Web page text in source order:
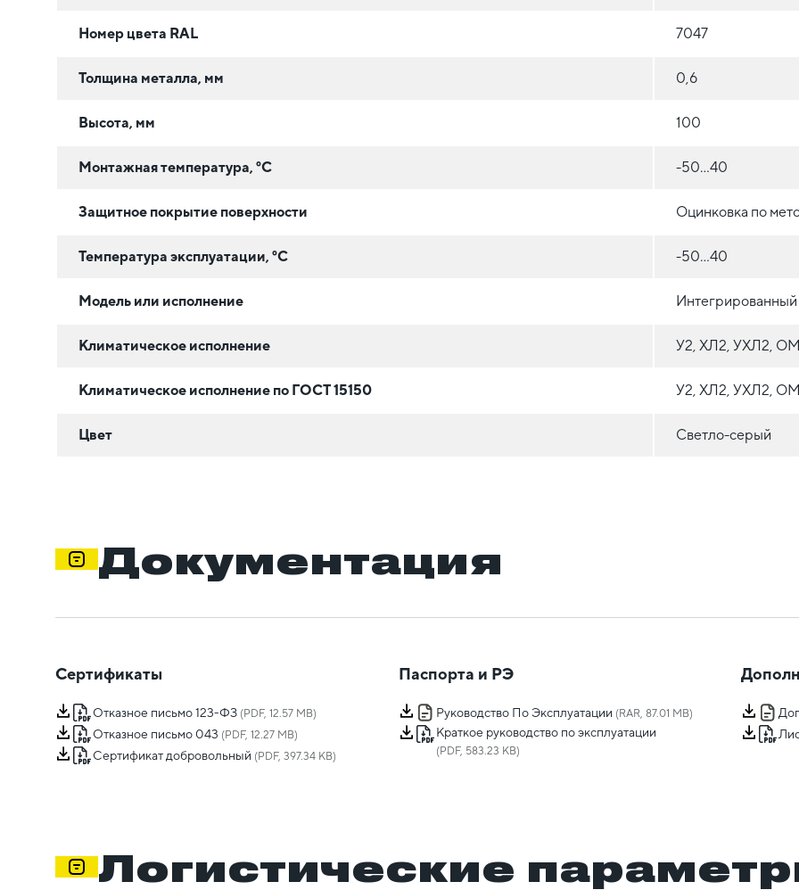
Номер цвета RAL 7047
Толщина металла, мм 0,6
Высота, мм 100
Монтажная температура, °C -50...40
Защитное покрытие поверхности Оцинковка по
Температура эксплуатации, °C -50...40
Модель или исполнение
Климатическое исполнение У2, ХЛ2, УХЛ2,
Климатическое исполнение по ГОСТ 15150 У2, ХЛ2, УХЛ2,
Цвет Светло-серый
Документация
Сертификаты
Отказное письмо 123-ФЗ (PDF, 12.57 MB)
Отказное письмо 043 (PDF, 12.27 MB)
Сертификат добровольный (PDF, 397.34 KB)
Паспорта и РЭ
Руководство По Эксплуатации (RAR, 87.01 MB)
Краткое руководство по эксплуатации
(PDF, 583.23 KB)
Логистические